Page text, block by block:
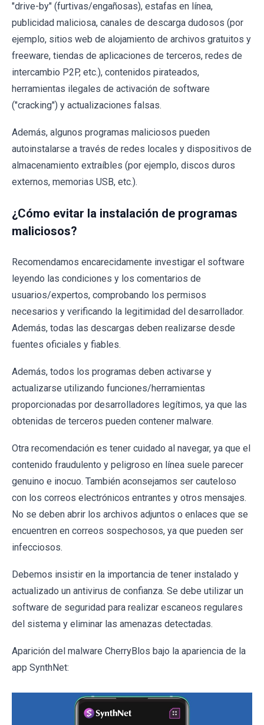
"drive-by" (furtivas/engañosas), estafas en línea,
publicidad maliciosa, canales de descarga dudosos (por
ejemplo, sitios web de alojamiento de archivos gratuitos y
freeware, tiendas de aplicaciones de terceros, redes de
intercambio P2P, etc.), contenidos pirateados,
herramientas ilegales de activación de software
("cracking") y actualizaciones falsas.
Además, algunos programas maliciosos pueden
autoinstalarse a través de redes locales y dispositivos de
almacenamiento extraíbles (por ejemplo, discos duros
externos, memorias USB, etc.).
¿Cómo evitar la instalación de programas
maliciosos?
Recomendamos encarecidamente investigar el software
leyendo las condiciones y los comentarios de
usuarios/expertos, comprobando los permisos
necesarios y verificando la legitimidad del desarrollador.
Además, todas las descargas deben realizarse desde
fuentes oficiales y fiables.
Además, todos los programas deben activarse y
actualizarse utilizando funciones/herramientas
proporcionadas por desarrolladores legítimos, ya que las
obtenidas de terceros pueden contener malware.
Otra recomendación es tener cuidado al navegar, ya que el
contenido fraudulento y peligroso en línea suele parecer
genuino e inocuo. También aconsejamos ser cauteloso
con los correos electrónicos entrantes y otros mensajes.
No se deben abrir los archivos adjuntos o enlaces que se
encuentren en correos sospechosos, ya que pueden ser
infecciosos.
Debemos insistir en la importancia de tener instalado y
actualizado un antivirus de confianza. Se debe utilizar un
software de seguridad para realizar escaneos regulares
del sistema y eliminar las amenazas detectadas.
Aparición del malware CherryBlos bajo la apariencia de la
app SynthNet: